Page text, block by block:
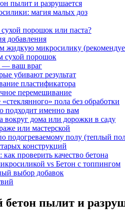
пылит и разрушается
магия малых доз
порошок или паста?
добавления
жидкую микросилику
сухой порошок
— ваш враг
убивают результат
пластификатора
перемешивание
пола без обработки
подходит именно вам
вокруг дома или дорожки в саду
или мастерской
подогреваемому полу (теплый
конструкций
проверить качество бетона
vs Бетон с топпингом
выбор добавок
пылит и